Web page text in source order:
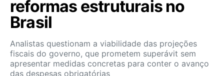
reformas estruturais no
Brasil
Analistas questionam a viabilidade das projeções
fiscais do governo, que prometem superávit sem
apresentar medidas concretas para conter o avanço
das despesas obrigatórias